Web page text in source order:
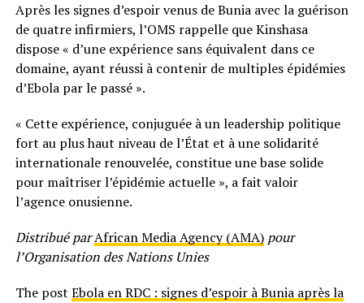
Après les signes d’espoir venus de Bunia avec la guérison
de quatre infirmiers, l’OMS rappelle que Kinshasa
dispose « d’une expérience sans équivalent dans ce
domaine, ayant réussi à contenir de multiples épidémies
d’Ebola par le passé ».
« Cette expérience, conjuguée à un leadership politique
fort au plus haut niveau de l’État et à une solidarité
internationale renouvelée, constitue une base solide
pour maîtriser l’épidémie actuelle », a fait valoir
l’agence onusienne.
Distribué parAfrican Media Agency (AMA)pour
l’Organisation des Nations Unies
The post Ebola en RDC : signes d’espoir à Bunia après la